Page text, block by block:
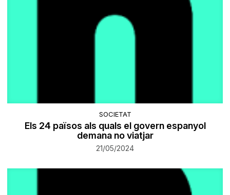
SOCIETAT
Els 24 països als quals el govern espanyol
demana no viatjar
21/05/2024